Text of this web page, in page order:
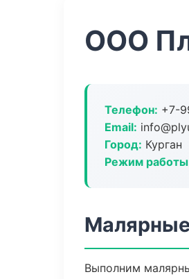
ООО
Телефон: +7-
Email:
Город: Курган
Режим
Выполним